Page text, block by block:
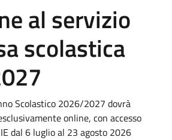
al servizio
scolastica
Scolastico 2026/2027 dovrà
online, con accesso
dal 6 luglio al 23 agosto 2026